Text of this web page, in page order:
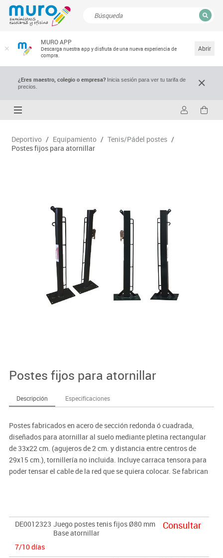
MURO APP
Descarga nuestra app y disfruta de una nueva experiencia de
compra.
Abrir
¿Eres maestro, colegio o empresa?Inicia sesión para ver tu tarifa de
precios.
Deportivo / Equipamiento / Tenis/Pádel postes /
Postes fijos para atornillar
Postes fijos para atornillar
Descripción Especificaciones
Postes fabricados en acero de sección redonda ó cuadrada,
diseñados para atornillar al suelo mediante pletina rectangular
de 33x22 cm. (agujeros de 2 cm. y distancia entre centros de
29x15 cm.), tornillería no incluida. Incluye carraca tensora para
poder tensar el cable de la red que se quiera colocar. Se fabrican
Ideal para instalaciones en la que no se desea hacer obra civil.
Poste redondo de 80 mm. Ø o cuadrado de 80 x 80 mm.
DE0012323 Juego postes tenis fijos Ø80 mm
Base atornillar
7/10 días
Consultar